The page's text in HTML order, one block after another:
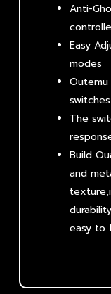
Anti-
Easy
modes
switches
The
Build
and
easy to